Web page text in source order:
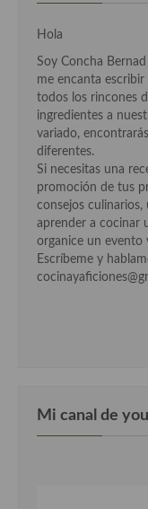
Hola
Soy Concha
me encanta
todos los rincones
ingredientes a
variado,
diferentes.
Si necesitas una
promoción de tus
consejos
aprender a cocinar
organice un evento
Escríbeme y
Mi canal de